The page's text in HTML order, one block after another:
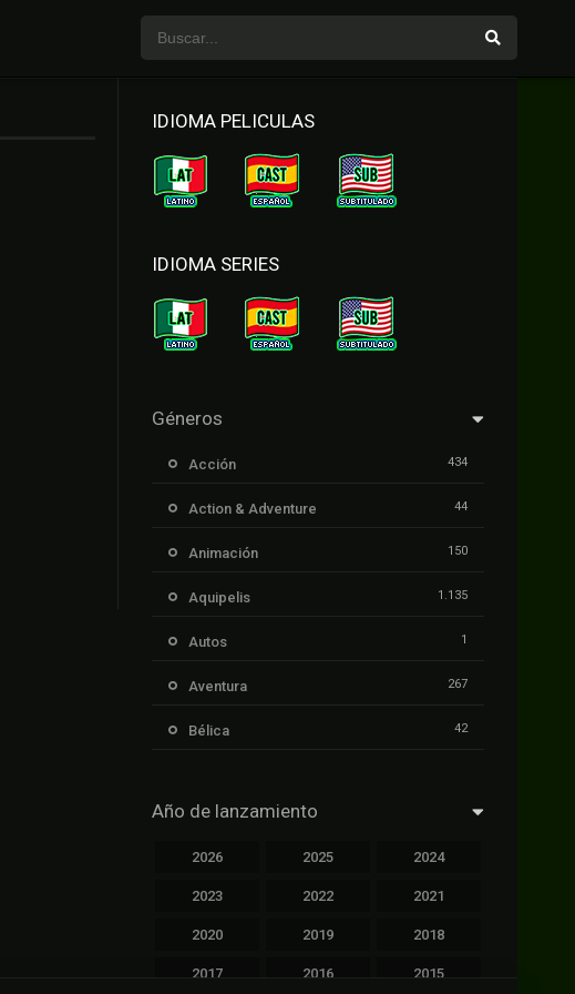
IDIOMA PELICULAS
IDIOMA SERIES
Géneros
Acción 434
Action & Adventure 44
Animación 150
Aquipelis 1.135
Autos 1
Aventura 267
Bélica 42
Cinecalidad
Cinetux 1.139
Año de lanzamiento
2026 2025 2024
2023 2022 2021
2020 2019 2018
2017 2016 2015